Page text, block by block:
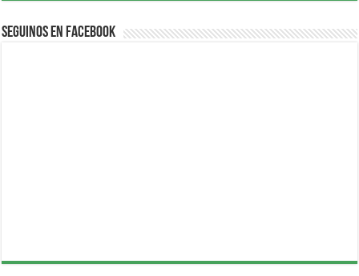
Seguinos en Facebook